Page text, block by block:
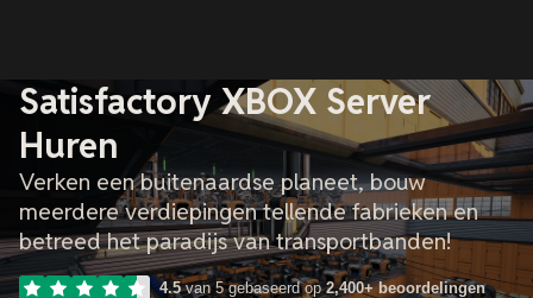
Satisfactory XBOX Server
Huren
Verken een buitenaardse planeet, bouw
meerdere verdiepingen tellende fabrieken en
betreed het paradijs van transportbanden!
4.5van 5 gebaseerd op2,400+ beoordelingen